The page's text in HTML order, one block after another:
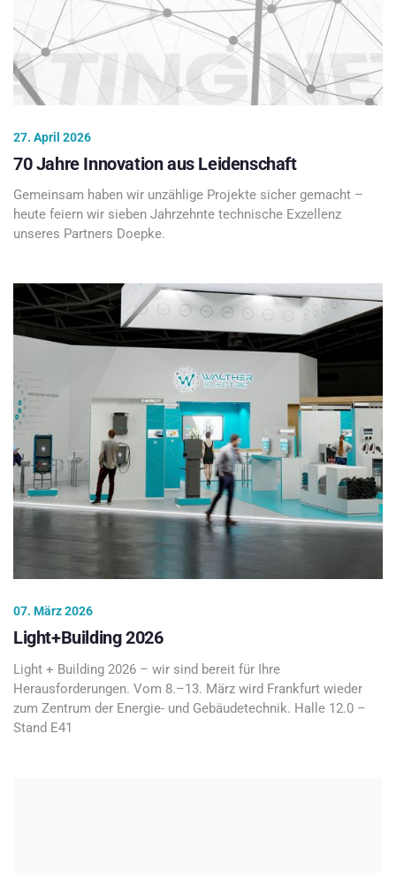
27. April 2026
70 Jahre Innovation aus Leidenschaft
Gemeinsam haben wir unzählige Projekte sicher gemacht –
heute feiern wir sieben Jahrzehnte technische Exzellenz
unseres Partners Doepke.
07. März 2026
Light+Building 2026
Light + Building 2026 – wir sind bereit für Ihre
Herausforderungen. Vom 8.–13. März wird Frankfurt wieder
zum Zentrum der Energie- und Gebäudetechnik. Halle 12.0 –
Stand E41